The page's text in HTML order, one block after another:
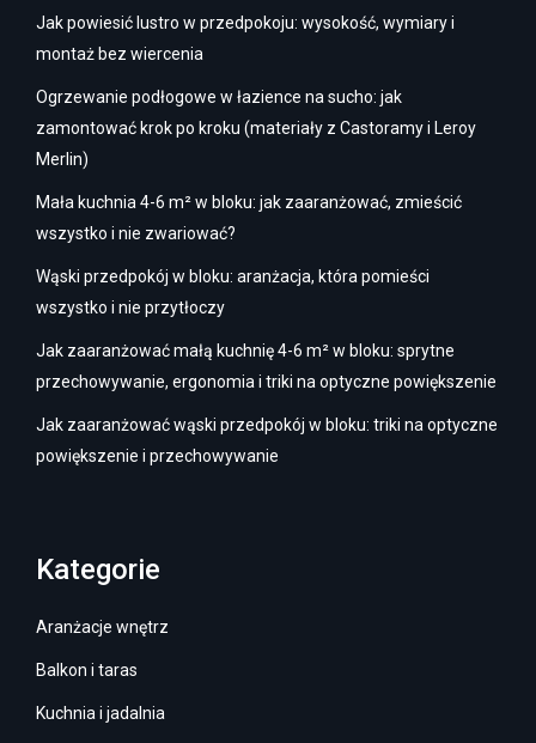
Jak powiesić lustro w przedpokoju: wysokość, wymiary i
montaż bez wiercenia
Ogrzewanie podłogowe w łazience na sucho: jak
zamontować krok po kroku (materiały z Castoramy i Leroy
Merlin)
Mała kuchnia 4-6 m² w bloku: jak zaaranżować, zmieścić
wszystko i nie zwariować?
Wąski przedpokój w bloku: aranżacja, która pomieści
wszystko i nie przytłoczy
Jak zaaranżować małą kuchnię 4-6 m² w bloku: sprytne
przechowywanie, ergonomia i triki na optyczne powiększenie
Jak zaaranżować wąski przedpokój w bloku: triki na optyczne
powiększenie i przechowywanie
Kategorie
Aranżacje wnętrz
Balkon i taras
Kuchnia i jadalnia